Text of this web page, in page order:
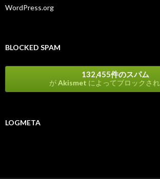
WordPress.org
BLOCKED SPAM
132,455件のスパム
がAkismet によってブロックさ
LOGMETA